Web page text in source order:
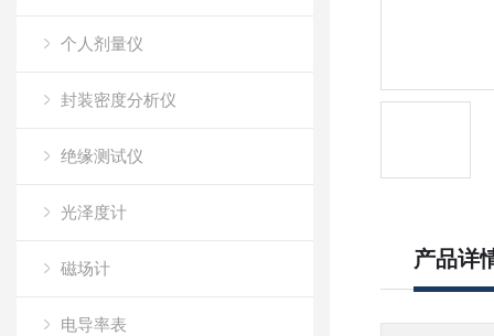
个人剂量仪
封装密度分析仪
绝缘测试仪
光泽度计
磁场计
电导率表
产品详